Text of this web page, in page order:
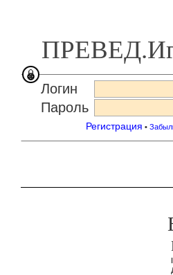
Логин
Пароль
Регистрация •